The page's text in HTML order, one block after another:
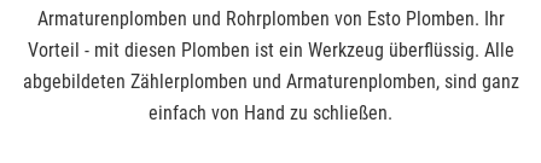
Armaturenplomben und Rohrplomben von Esto Plomben. Ihr
Vorteil - mit diesen Plomben ist ein Werkzeug überflüssig. Alle
abgebildeten Zählerplomben und Armaturenplomben, sind ganz
einfach von Hand zu schließen.